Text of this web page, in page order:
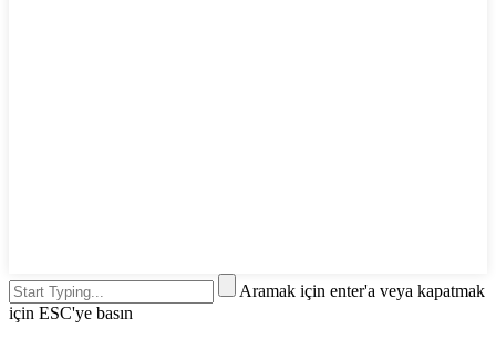
Aramak için enter'a veya kapatmak
için ESC'ye basın